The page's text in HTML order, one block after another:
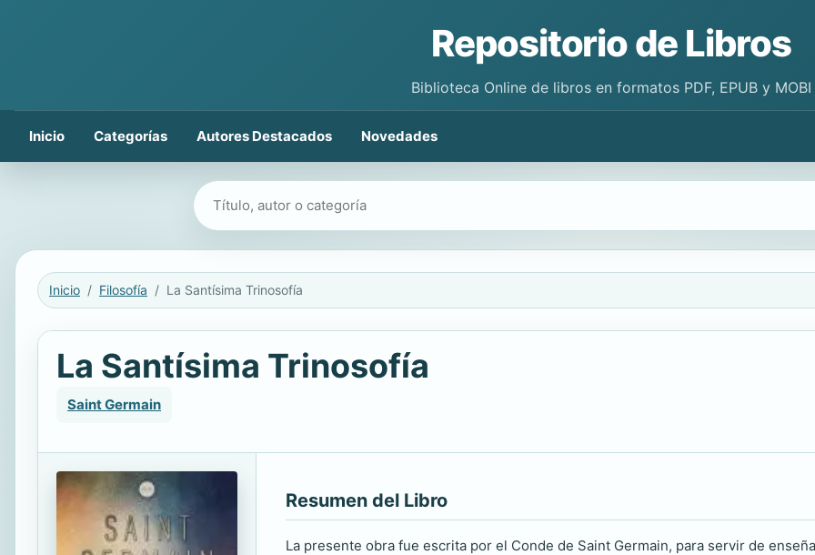
Repositorio de Libros
Biblioteca Online de libros en formatos PDF, EPUB y MOBI
Inicio Categorías Autores Destacados Novedades
Buscar libros
Inicio Filosofía La Santísima Trinosofía
La Santísima Trinosofía
Saint Germain
Resumen del Libro
La presente obra fue escrita por el Conde de Saint Germain, para servir de